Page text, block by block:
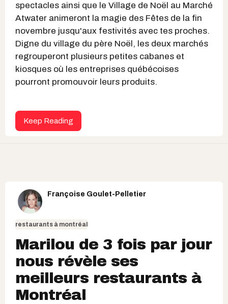
spectacles ainsi que le Village de Noël au Marché
Atwater animeront la magie des Fêtes de la fin
novembre jusqu'aux festivités avec tes proches.
Digne du village du père Noël, les deux marchés
regrouperont plusieurs petites cabanes et
kiosques où les entreprises québécoises
pourront promouvoir leurs produits.
Keep Reading
Françoise Goulet-Pelletier
restaurants à montréal
Marilou de 3 fois par jour
nous révèle ses
meilleurs restaurants à
Montréal